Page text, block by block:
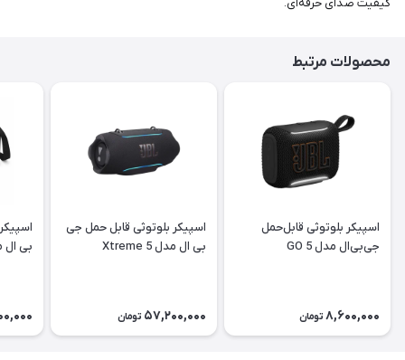
کیفیت صدای حرفه‌ای.
محصولات مرتبط
اسپیکر بلوتوثی قابل‌حمل
جی‌بی‌ال مدل GO 5
8,600,000 تومان
اسپیکر بلوتوثی قابل حمل جی
بی ال مدل Xtreme 5
57,200,000 تومان